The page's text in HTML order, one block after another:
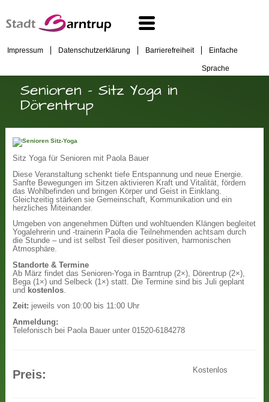
Impressum Datenschutzerklärung Barrierefreiheit Einfache
Sprache
Senioren - Sitz Yoga in
Dörentrup
Sitz Yoga für Senioren mit Paola Bauer
Diese Veranstaltung schenkt tiefe Entspannung und neue Energie.
Sanfte Bewegungen im Sitzen aktivieren Kraft und Vitalität, fördern
das Wohlbefinden und bringen Körper und Geist in Einklang.
Gleichzeitig stärken sie Gemeinschaft, Kommunikation und ein
herzliches Miteinander.
Umgeben von angenehmen Düften und wohltuenden Klängen begleitet
Yogalehrerin und -trainerin Paola die Teilnehmenden achtsam durch
die Stunde – und ist selbst Teil dieser positiven, harmonischen
Atmosphäre.
Standorte & Termine
Ab März findet das Senioren-Yoga in Barntrup (2×), Dörentrup (2×),
Bega (1×) und Selbeck (1×) statt. Die Termine sind bis Juli geplant
und kostenlos
Zeit: jeweils von 10:00 bis 11:00 Uhr
Anmeldung:
Telefonisch bei Paola Bauer unter 01520-6184278
Preis: Kostenlos